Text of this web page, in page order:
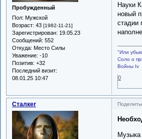
Пробужденный
Пол: Мужской
Возраст: 43 [1982-11-21]
Зарегистрирован: 19.05.23
Сообщений: 552
Откуда: Место Силы
Уважение: -10
Позитив: +32
Последний визит:
08.01.25 10:47
Науки
новый
стадии
"Или
Соло о
Войны Iv
0
Сталкеr
Музыка